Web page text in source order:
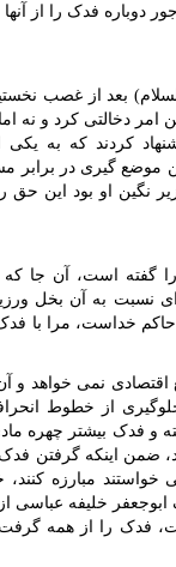
دوباره فدک را از آنها
بعد از غصب
دخالتی کرد و نه
کردند که به یکی
موضع گیری در برابر
نگین او بود این حق
را گفته است، آن جا
نسبت به آن بخل
حاکم خداست، مرا با
اقتصادی نمی خواهد و
از خطوط
و فدک بیشتر چهره
ضمن اینکه گرفتن
مبارزه کنند،
خلیفه عباسی
فدک را از همه